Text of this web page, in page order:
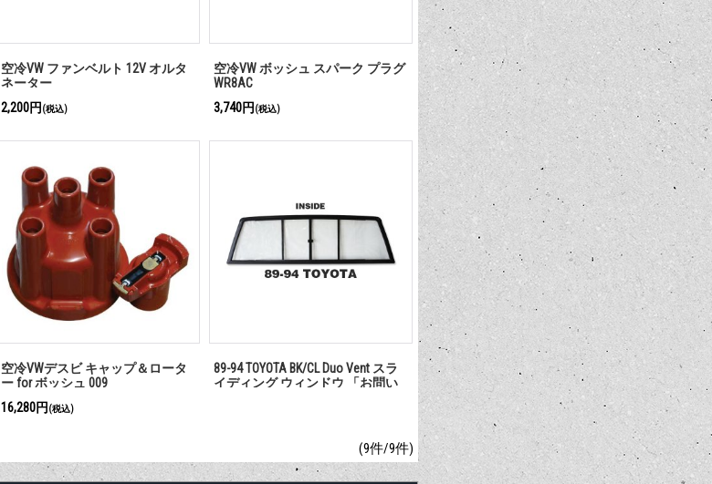
空冷VW ファンベルト 12V オルタ
ネーター
2,200円 (税込)
空冷VW ボッシュ スパーク プラグ
WR8AC
3,740円 (税込)
空冷VWデスビ キャップ＆ロータ
ー for ボッシュ 009
16,280円 (税込)
89-94 TOYOTA BK/CL Duo Vent スラ
イディング ウィンドウ 「お問い
(9件/9件)